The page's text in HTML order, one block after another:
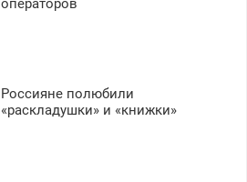
операторов
Россияне полюбили
«раскладушки» и «книжки»